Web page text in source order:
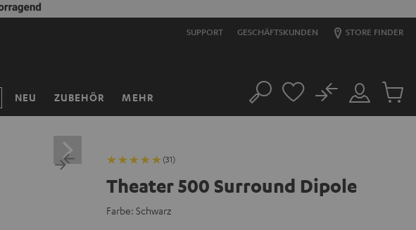
SUPPORT GESCHÄFTSKUNDEN STORE FINDER
NEU ZUBEHÖR MEHR Suche
Mein
Konto
No
Artikel
(31)
Theater 500 Surround Dipole
Farbe: Schwarz